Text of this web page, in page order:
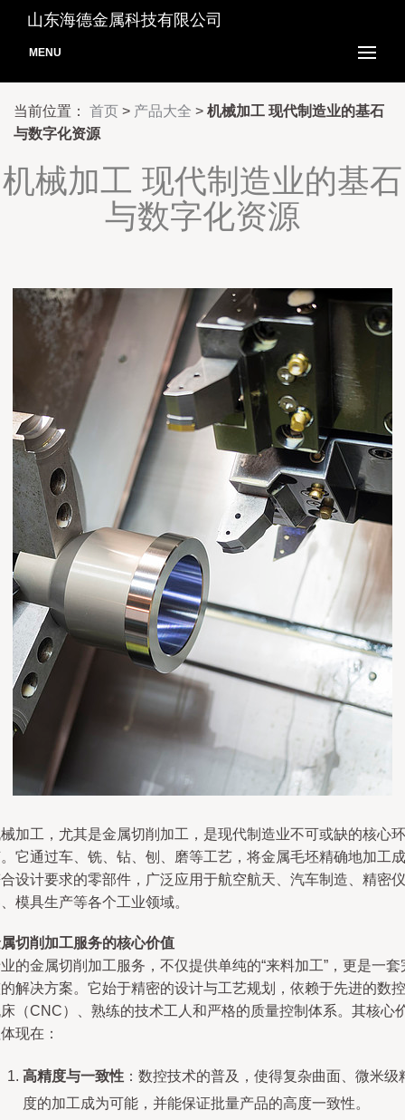
山东海德金属科技有限公司
MENU
当前位置： 首页 > 产品大全 > 机械加工 现代制造业的基石
与数字化资源
机械加工 现代制造业的基石
与数字化资源
加工，尤其是金属切削加工，是现代制造业不可或缺的核心环
它通过车、铣、钻、刨、磨等工艺，将金属毛坯精确地加工成
设计要求的零部件，广泛应用于航空航天、汽车制造、精密仪
模具生产等各个工业领域。
切削加工服务的核心价值
的金属切削加工服务，不仅提供单纯的“来料加工”，更是一套
解决方案。它始于精密的设计与工艺规划，依赖于先进的数控
（CNC）、熟练的技术工人和严格的质量控制体系。其核心
现在：
高精度与一致性 ：数控技术的普及，使得复杂曲面、微米级
度的加工成为可能，并能保证批量产品的高度一致性。